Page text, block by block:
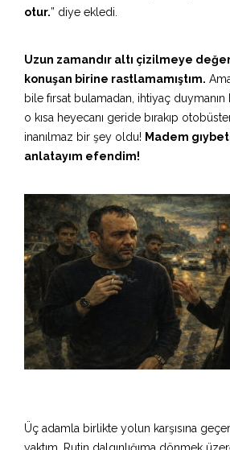
otur.” diye ekledi.
Uzun zamandır altı çizilmeye
konuşan birine rastlamamıştım.
bile fırsat bulamadan, ihtiyaç duymanın
o kısa heyecanı geride bırakıp
inanılmaz bir şey oldu! Madem
anlatayım efendim!
Üç adamla birlikte yolun karşısına